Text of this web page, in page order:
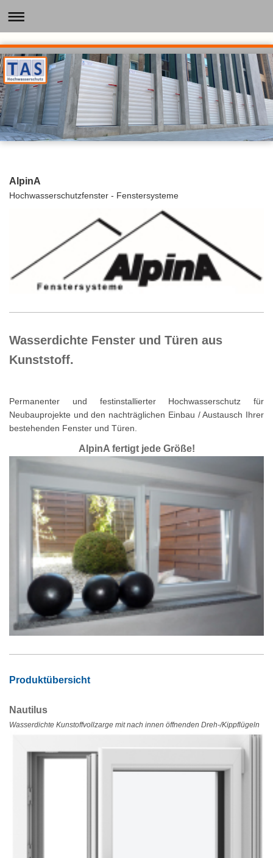
AlpinA
Hochwasserschutzfenster - Fenstersysteme
Wasserdichte Fenster und Türen aus
Kunststoff.
Permanenter und festinstallierter Hochwasserschutz für
Neubauprojekte und den nachträglichen Einbau / Austausch Ihrer
bestehenden Fenster und Türen.
AlpinA fertigt jede Größe!
Produktübersicht
Nautilus
Wasserdichte Kunstoffvollzarge mit nach innen öffnenden Dreh-/Kippflügeln